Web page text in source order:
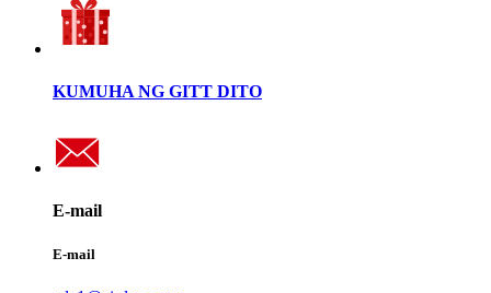
KUMUHA NG GITT DITO
E-mail
E-mail